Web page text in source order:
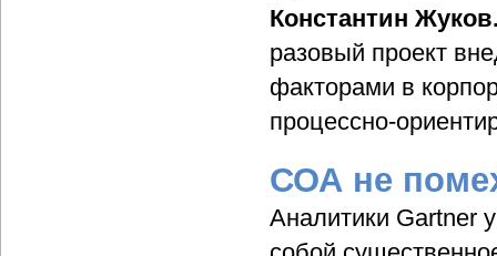
Константин
разовый проект
факторами в
процессно-
СОА не
Аналитики Gartner